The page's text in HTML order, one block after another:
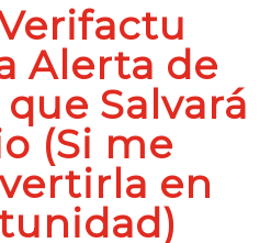
Alerta de
Salvará
(Si me
en